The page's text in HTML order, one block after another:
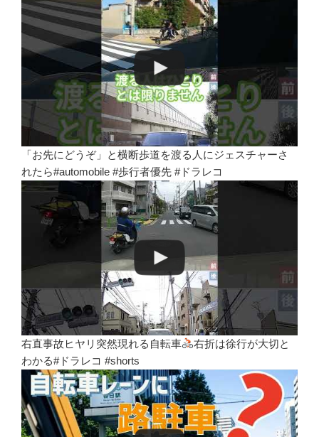
「お先にどうぞ」と横断歩道を渡る人にジェスチャーさ
れたら#automobile #歩行者優先 #ドラレコ
右直事故ヒヤリ突然現れる自転車
右折は徐行が大切と
わかる#ドラレコ #shorts